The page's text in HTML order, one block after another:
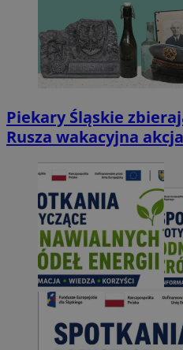
Piekary Śląskie
Rusza wakacyjna